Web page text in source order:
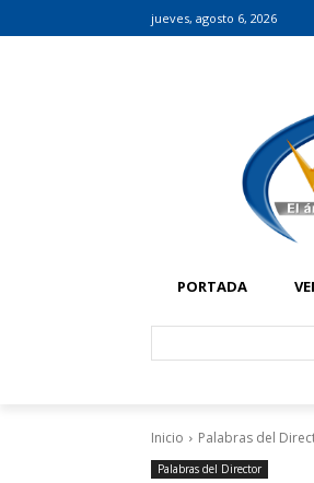
jueves, agosto 6, 2026
PORTADA
Inicio Palabras del
Palabras del Director